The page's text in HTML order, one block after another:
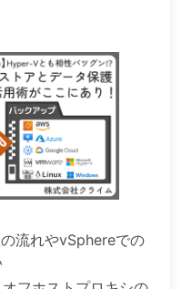
流れやvSphereでの